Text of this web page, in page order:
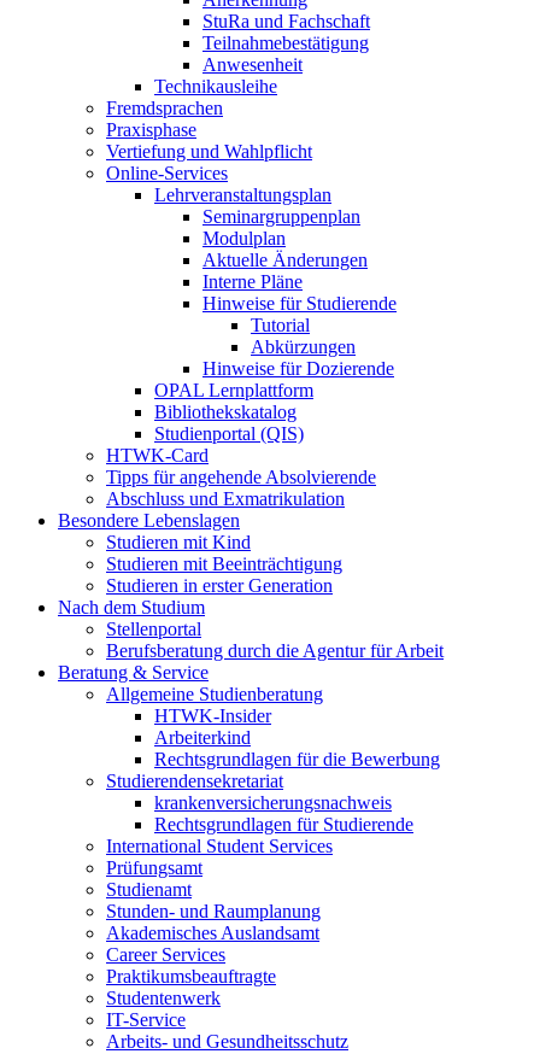
StuRa und Fachschaft
Teilnahmebestätigung
Anwesenheit
Technikausleihe
Fremdsprachen
Praxisphase
Vertiefung und Wahlpflicht
Online-Services
Lehrveranstaltungsplan
Seminargruppenplan
Modulplan
Aktuelle Änderungen
Interne Pläne
Hinweise für Studierende
Tutorial
Abkürzungen
Hinweise für Dozierende
OPAL Lernplattform
Bibliothekskatalog
Studienportal (QIS)
HTWK-Card
Tipps für angehende Absolvierende
Abschluss und Exmatrikulation
Besondere Lebenslagen
Studieren mit Kind
Studieren mit Beeinträchtigung
Studieren in erster Generation
Nach dem Studium
Stellenportal
Berufsberatung durch die Agentur für Arbeit
Beratung & Service
Allgemeine Studienberatung
HTWK-Insider
Arbeiterkind
Rechtsgrundlagen für die Bewerbung
Studierendensekretariat
krankenversicherungsnachweis
Rechtsgrundlagen für Studierende
International Student Services
Prüfungsamt
Studienamt
Stunden- und Raumplanung
Akademisches Auslandsamt
Career Services
Praktikumsbeauftragte
Studentenwerk
IT-Service
Arbeits- und Gesundheitsschutz